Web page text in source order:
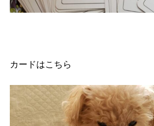
カードはこちら